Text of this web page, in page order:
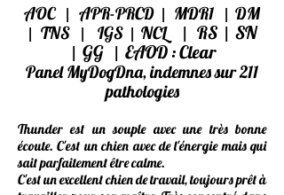
AOC | APR-PRCD | MDR1 | DM
| TNS | IGS | NCL | RS | SN
| GG | EAOD : Clear
Panel MyDogDna, indemnes sur 211
pathologies
Thunder est un souple avec une très bonne
écoute. C'est un chien avec de l'énergie mais qui
sait parfaitement être calme.
C'est un excellent chien de travail, toujours prêt à